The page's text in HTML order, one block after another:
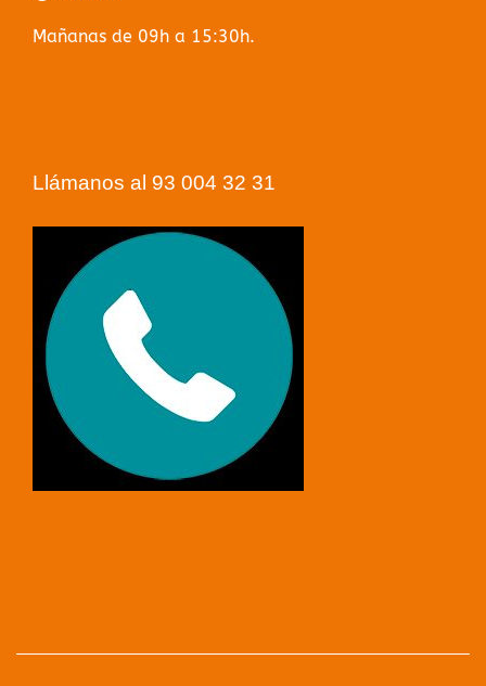
Mañanas de 09h a 15:30h.
Llámanos al 93 004 32 31